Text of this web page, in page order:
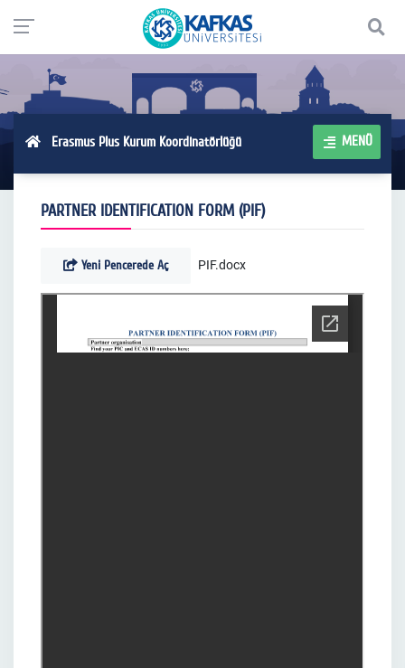
Erasmus Plus Kurum Koordinatörlüğü MENÜ
PARTNER IDENTIFICATION FORM (PIF)
Yeni Pencerede Aç PIF.docx